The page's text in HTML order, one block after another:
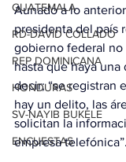
GUATEMALA
RD-DAVID COLLADO
REP DOMINICANA
HONDURAS
SV-NAYIB BUKELE
ENCUESTAS
Aunado a lo
presidenta del país
gobierno federal no
hasta que haya
decir; “se registran
hay un delito, las
solicitan la
empresa telefónica”.